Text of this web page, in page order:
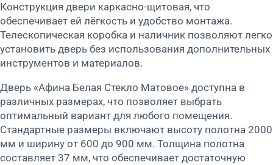
Конструкция двери каркасно-щитовая, что
обеспечивает ей лёгкость и удобство монтажа.
Телескопическая коробка и наличник позволяют легко
установить дверь без использования дополнительных
инструментов и материалов.
Дверь «Афина Белая Стекло Матовое» доступна в
различных размерах, что позволяет выбрать
оптимальный вариант для любого помещения.
Стандартные размеры включают высоту полотна 2000
мм и ширину от 600 до 900 мм. Толщина полотна
составляет 37 мм, что обеспечивает достаточную